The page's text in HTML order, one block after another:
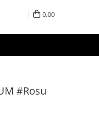
0,00
#Rosu